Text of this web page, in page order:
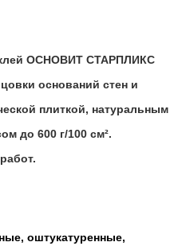
ОСНОВИТ СТАРПЛИКС
оснований стен и
плиткой, натуральным
до 600 г/100 см².
оштукатуренные,